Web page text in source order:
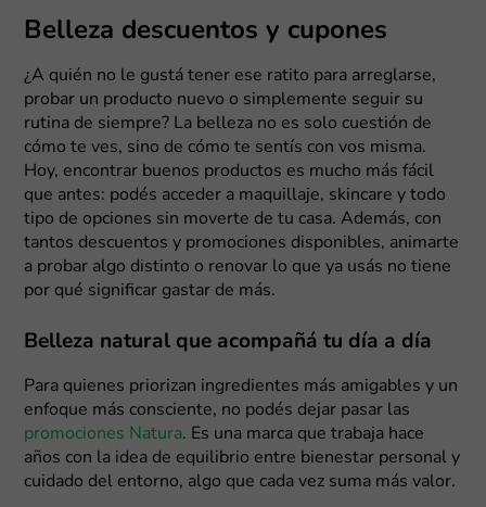
Belleza descuentos y cupones
¿A quién no le gustá tener ese ratito para arreglarse,
probar un producto nuevo o simplemente seguir su
rutina de siempre? La belleza no es solo cuestión de
cómo te ves, sino de cómo te sentís con vos misma.
Hoy, encontrar buenos productos es mucho más fácil
que antes: podés acceder a maquillaje, skincare y todo
tipo de opciones sin moverte de tu casa. Además, con
tantos descuentos y promociones disponibles, animarte
a probar algo distinto o renovar lo que ya usás no tiene
por qué significar gastar de más.
Belleza natural que acompañá tu día a día
Para quienes priorizan ingredientes más amigables y un
enfoque más consciente, no podés dejar pasar las
promociones Natura. Es una marca que trabaja hace
años con la idea de equilibrio entre bienestar personal y
cuidado del entorno, algo que cada vez suma más valor.